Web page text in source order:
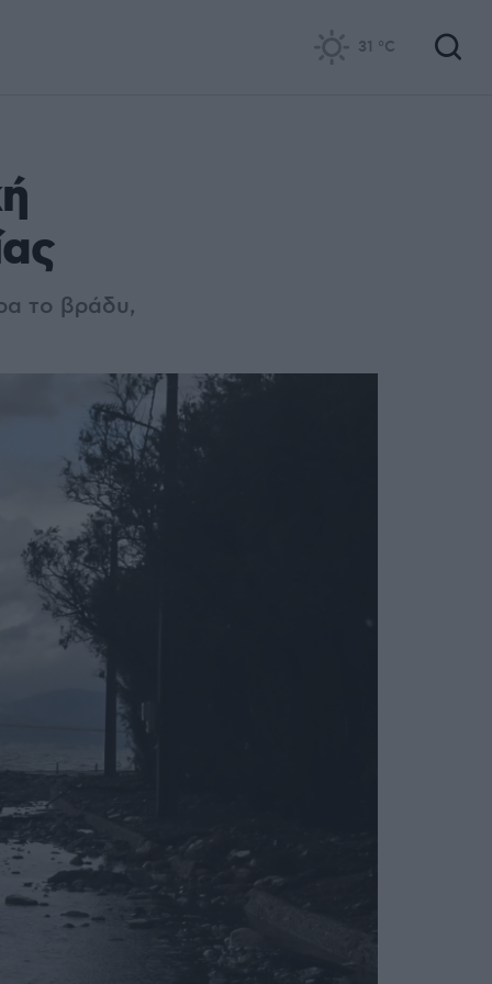
31 °C
το βράδυ,